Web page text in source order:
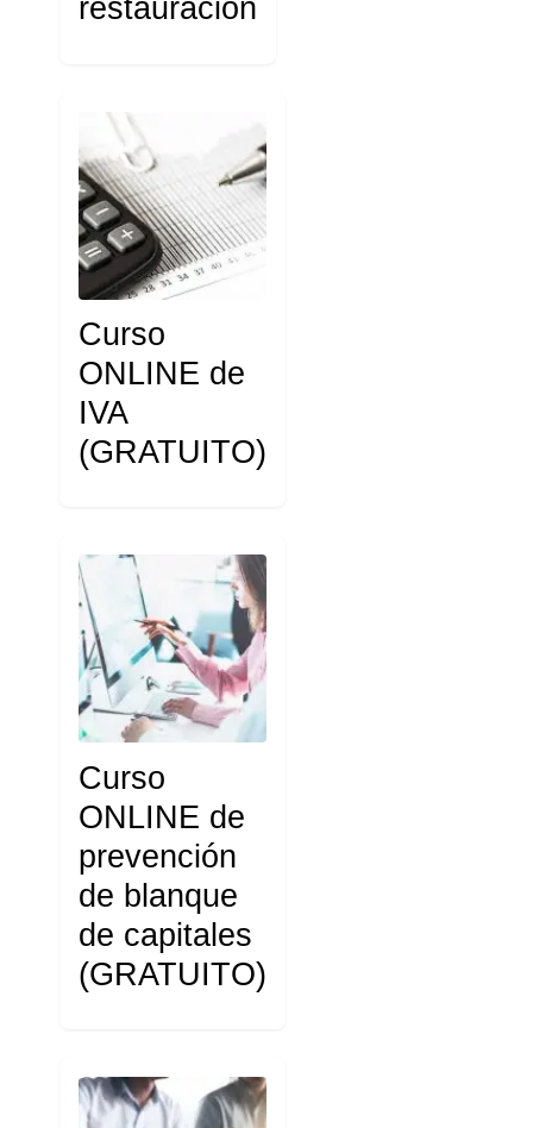
restauración
Curso
ONLINE de
IVA
(GRATUITO)
Curso
ONLINE de
prevención
de blanque
de capitales
(GRATUITO)